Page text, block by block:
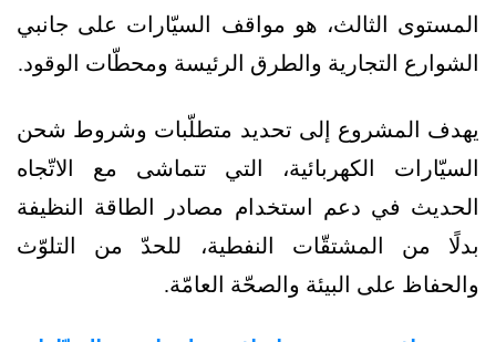
المستوى الثالث، هو مواقف السيّارات على جانبي
الشوارع التجارية والطرق الرئيسة ومحطّات الوقود.
يهدف المشروع إلى تحديد متطلّبات وشروط شحن
السيّارات الكهربائية، التي تتماشى مع الاتّجاه
الحديث في دعم استخدام مصادر الطاقة النظيفة
بدلًا من المشتقّات النفطية، للحدّ من التلوّث
والحفاظ على البيئة والصحّة العامّة.